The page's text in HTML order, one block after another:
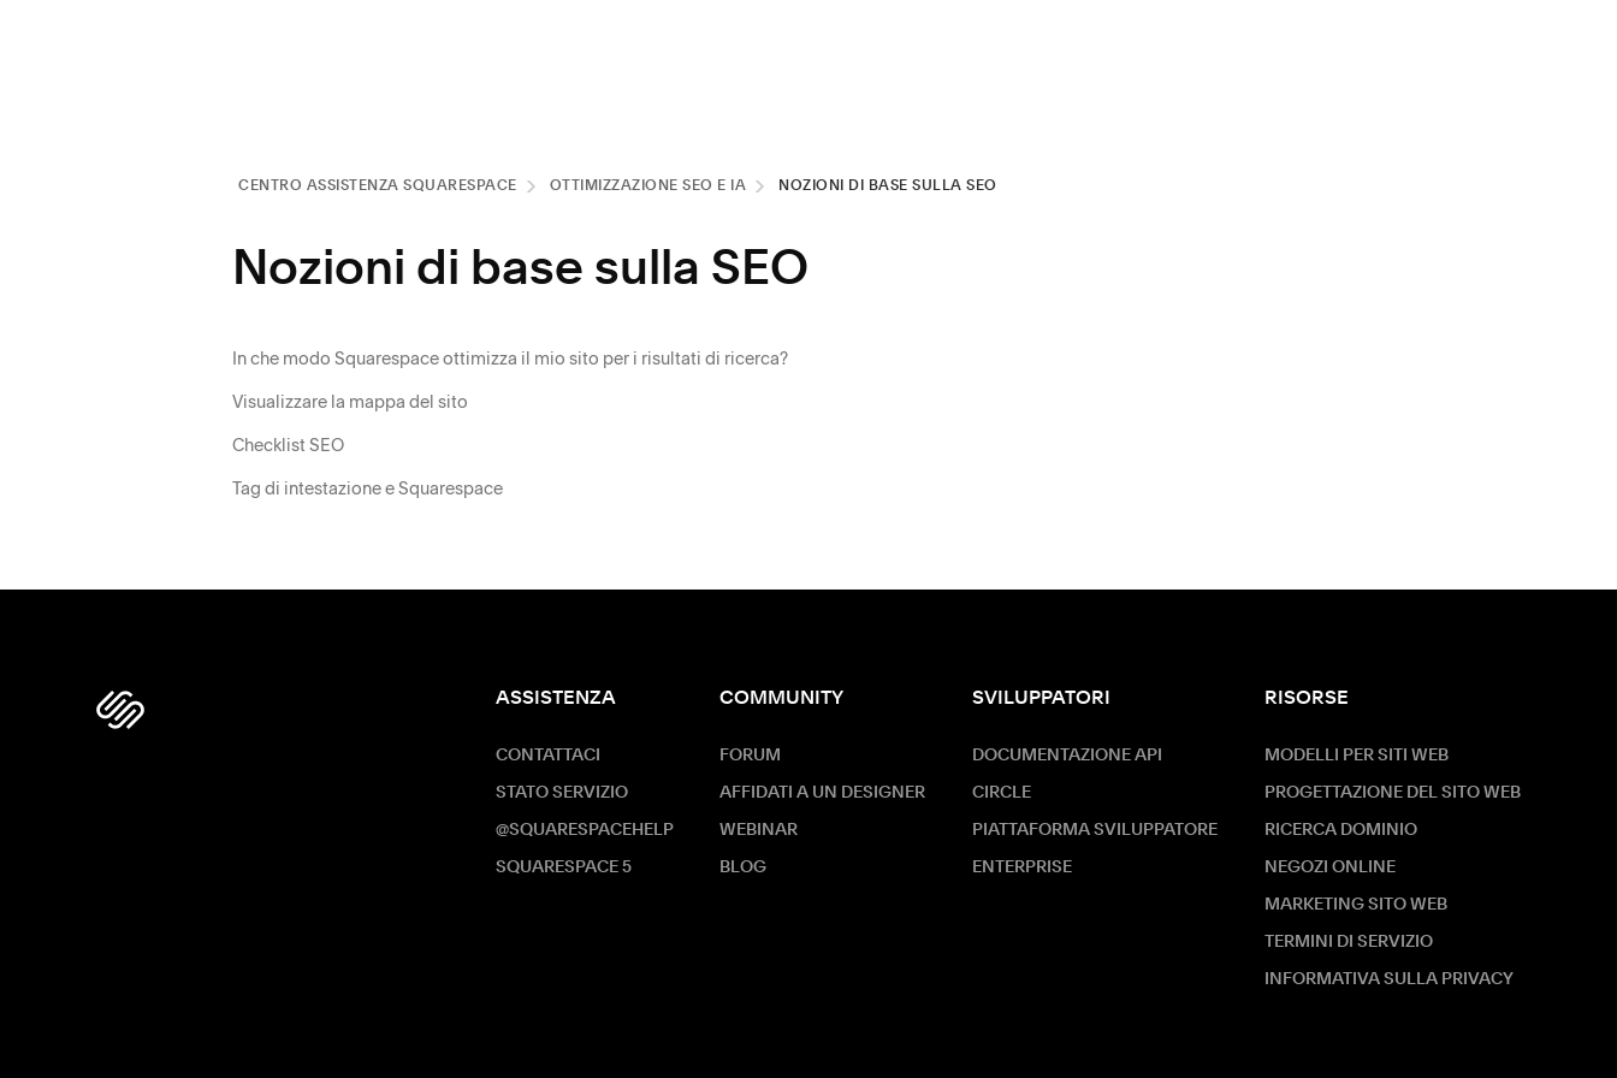
CENTRO ASSISTENZA SQUARESPACE OTTIMIZZAZIONE SEO E IA NOZIONI DI BASE SULLA SEO
Nozioni di base sulla SEO
In che modo Squarespace ottimizza il mio sito per i risultati di ricerca?
Visualizzare la mappa del sito
Checklist SEO
Tag di intestazione e Squarespace
ASSISTENZA
CONTATTACI
STATO SERVIZIO
@SQUARESPACEHELP
SQUARESPACE 5
COMMUNITY
FORUM
AFFIDATI A UN DESIGNER
WEBINAR
BLOG
SVILUPPATORI
DOCUMENTAZIONE API
CIRCLE
PIATTAFORMA SVILUPPATORE
ENTERPRISE
RISORSE
MODELLI PER SITI WEB
PROGETTAZIONE DEL SITO WEB
RICERCA DOMINIO
NEGOZI ONLINE
MARKETING SITO WEB
TERMINI DI SERVIZIO
INFORMATIVA SULLA PRIVACY